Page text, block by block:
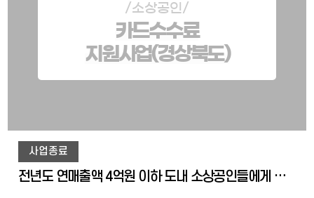
/소상공인/
카드수수료
지원사업(경상북도)
사업종료
전년도 연매출액 4억원 이하 도내 소상공인들에게 카드수수료(0.8%~1.3%)를 지원하는 사업으로 온,프라인 신청에 따라 업체당 최저 3만원 최대 50만원까지 지원